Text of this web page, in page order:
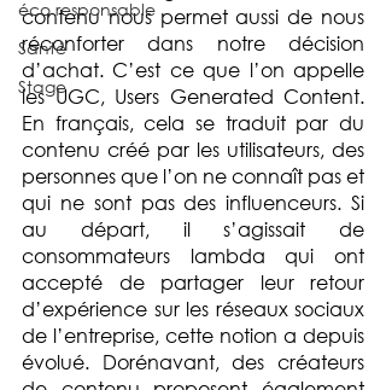
éco responsable
Santé
Stage
contenu nous permet aussi de nous
réconforter dans notre décision
d’achat. C’est ce que l’on appelle
les UGC, Users Generated Content.
En français, cela se traduit par du
contenu créé par les utilisateurs, des
personnes que l’on ne connaît pas et
qui ne sont pas des influenceurs. Si
au départ, il s’agissait de
consommateurs lambda qui ont
accepté de partager leur retour
d’expérience sur les réseaux sociaux
de l’entreprise, cette notion a depuis
évolué. Dorénavant, des créateurs